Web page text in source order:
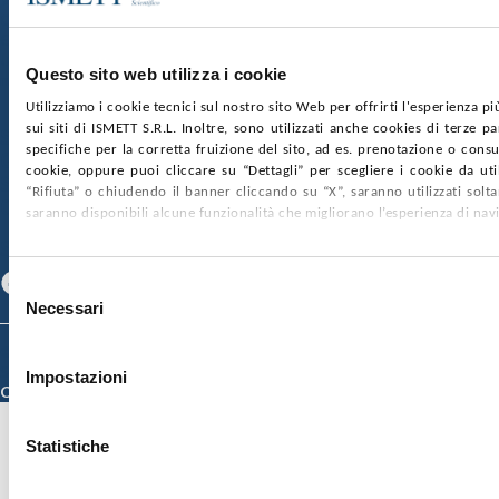
Questo sito web utilizza i cookie
Utilizziamo i cookie tecnici sul nostro sito Web per offrirti l'esperienza
sui siti di ISMETT S.R.L. Inoltre, sono utilizzati anche cookies di terze
specifiche per la corretta fruizione del sito, ad es. prenotazione o
cookie, oppure puoi cliccare su “Dettagli” per scegliere i cookie da
“Rifiuta” o chiudendo il banner cliccando su “X”, saranno utilizzati
saranno disponibili alcune funzionalità che migliorano l’esperienza di
Selezione
delNecessari
Impostazioni
Statistiche
nr. REA PA-201818 P.I. 04544550827
SOCIETÀ TRASPARENTE WHISTLEBLOWING
GARE E CONTRATTIPRIVACYCOOKIE POLICY
SOSTIENICIMAPPA DEL SITOACCESSIBILITÀ
CONTATTI
Specializzazione)
Credits